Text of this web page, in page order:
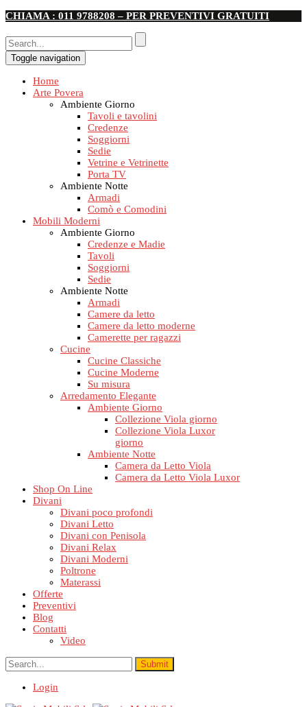
CHIAMA : 011 9788208 – PER PREVENTIVI GRATUITI
Toggle navigation
Home
Arte Povera
Ambiente Giorno
Tavoli e tavolini
Credenze
Soggiorni
Sedie
Vetrine e Vetrinette
Porta TV
Ambiente Notte
Armadi
Comò e Comodini
Mobili Moderni
Ambiente Giorno
Credenze e Madie
Tavoli
Soggiorni
Sedie
Ambiente Notte
Armadi
Camere da letto
Camere da letto moderne
Camerette per ragazzi
Cucine
Cucine Classiche
Cucine Moderne
Su misura
Arredamento Elegante
Ambiente Giorno
Collezione Viola giorno
Collezione Viola Luxor
giorno
Ambiente Notte
Camera da Letto Viola
Camera da Letto Viola Luxor
Shop On Line
Divani
Divani poco profondi
Divani Letto
Divani con Penisola
Divani Relax
Divani Moderni
Poltrone
Materassi
Offerte
Preventivi
Blog
Contatti
Video
Login